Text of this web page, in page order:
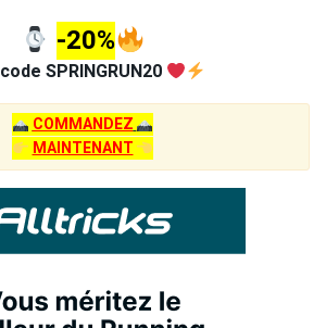
-20%
code SPRINGRUN20
COMMANDEZ
MAINTENANT